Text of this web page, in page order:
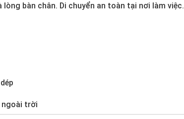
bàn chân. Di chuyển an toàn tại nơi làm việc.
ngoài trời